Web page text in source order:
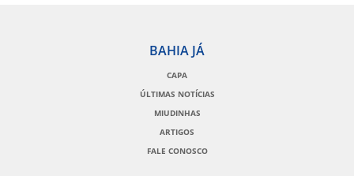
BAHIA JÁ
CAPA
ÚLTIMAS NOTÍCIAS
MIUDINHAS
ARTIGOS
FALE CONOSCO